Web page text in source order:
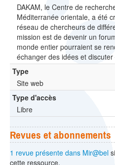
DAKAM, le Centre de
Méditerranée orientale, a été
réseau de chercheurs de
mission est de devenir un
monde entier pourraient se
échanger des idées et
Type
Site web
Type d'accès
Libre
Revues et abonnements
1 revue présente dans Mir@bel
cette ressource.